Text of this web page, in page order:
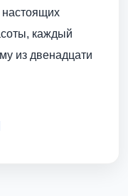
настоящих
каждый
из двенадцати